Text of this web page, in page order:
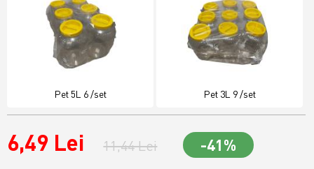
Pet 5L 6 /set Pet 3L 9 /set
6,49 Lei 11,44 Lei -41%